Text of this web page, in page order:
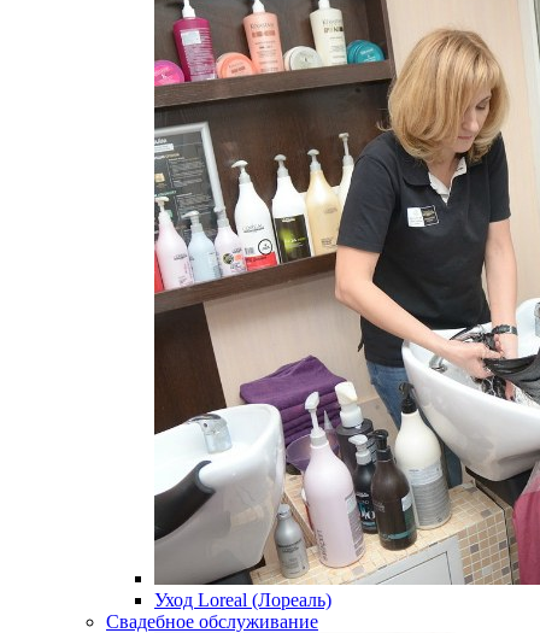
Уход Loreal (Лореаль)
Свадебное обслуживание